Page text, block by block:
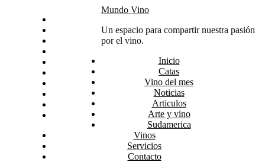
Arte y vino
Sudamerica
Mundo Vino
Un espacio para compartir nuestra pasión
por el vino.
Inicio
Catas
Vino del mes
Noticias
Articulos
Arte y vino
Sudamerica
Vinos
Servicios
Contacto